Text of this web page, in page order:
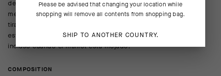
de soporte muscular. Está sujeto a la parte trasera del bajo
mediante la nueva tecnología PILtec Plug-In, que combina una
tira de tela ultraligera con micropuntos de silicona para
estabilizar el diseño en las subidas, los esprints y los virajes,
incluso cuando el maillot está mojado.
COMPOSITION
Please be advised that changing your location while
shopping will remove all contents from shopping bag.
SHIP TO ANOTHER COUNTRY.